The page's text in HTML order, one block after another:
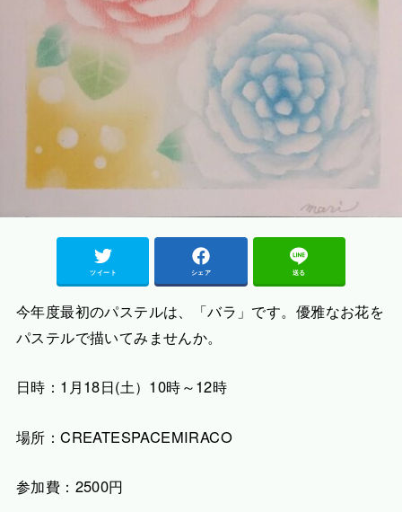
ツイート シェア 送る
今年度最初のパステルは、「バラ」です。優雅なお花を
パステルで描いてみませんか。
日時：1月18日(土）10時～12時
場所：CREATESPACEMIRACO
参加費：2500円